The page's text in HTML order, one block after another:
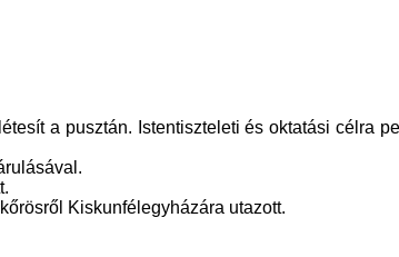
a pusztán. Istentiszteleti és oktatási célra
Kiskunfélegyházára utazott.